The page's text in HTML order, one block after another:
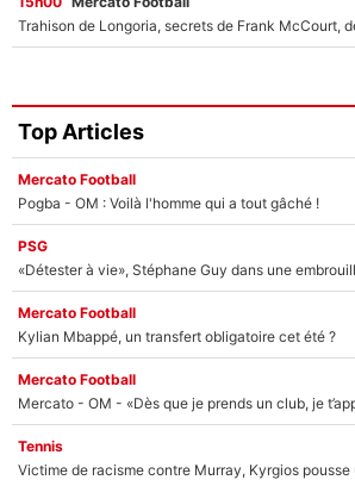
Top Articles
Mercato Football
Pogba - OM : Voilà l'homme qui a tout gâché !
PSG
«Détester à vie», Stéphane Guy dans une
Mercato Football
Kylian Mbappé, un transfert obligatoire cet été ?
Mercato Football
Tennis